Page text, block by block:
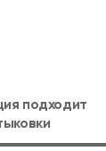
подходит